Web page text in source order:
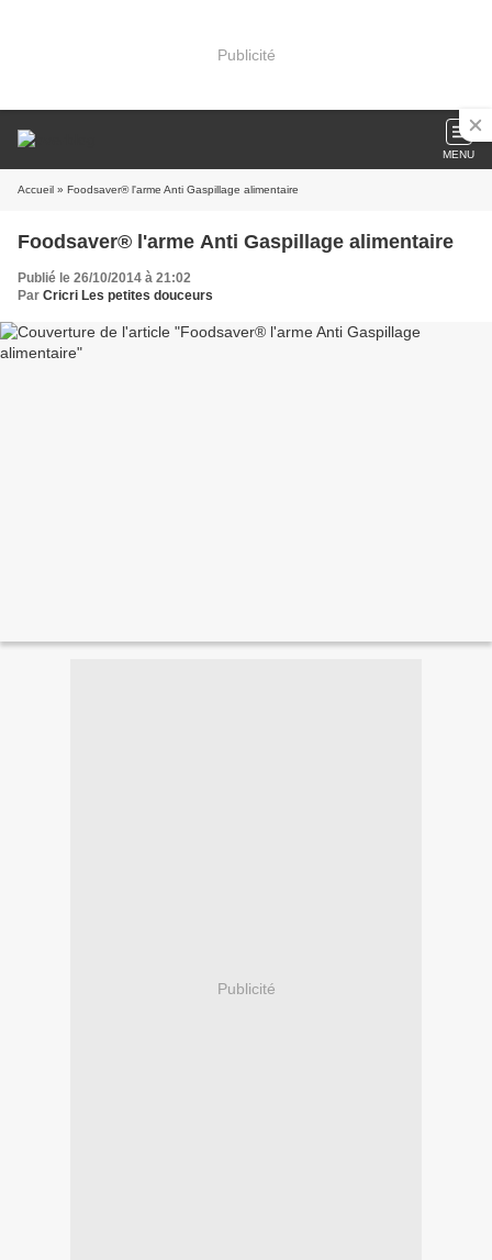
Publicité
MENU
Accueil » Foodsaver® l'arme Anti Gaspillage alimentaire
Foodsaver® l'arme Anti Gaspillage alimentaire
Publié le 26/10/2014 à 21:02
Par Cricri Les petites douceurs
Publicité